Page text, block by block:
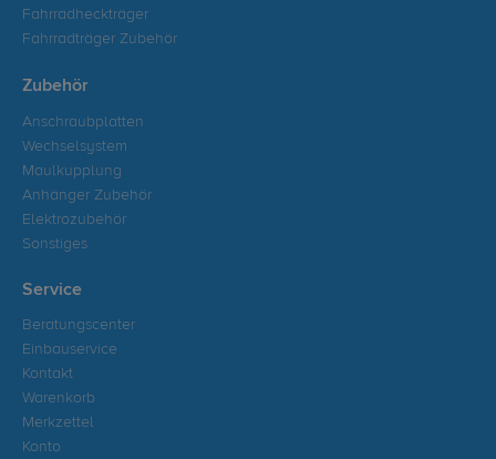
Fahrradheckträger
Fahrradträger Zubehör
Zubehör
Anschraubplatten
Wechselsystem
Maulkupplung
Anhänger Zubehör
Elektrozubehör
Sonstiges
Service
Beratungscenter
Einbauservice
Kontakt
Warenkorb
Merkzettel
Konto